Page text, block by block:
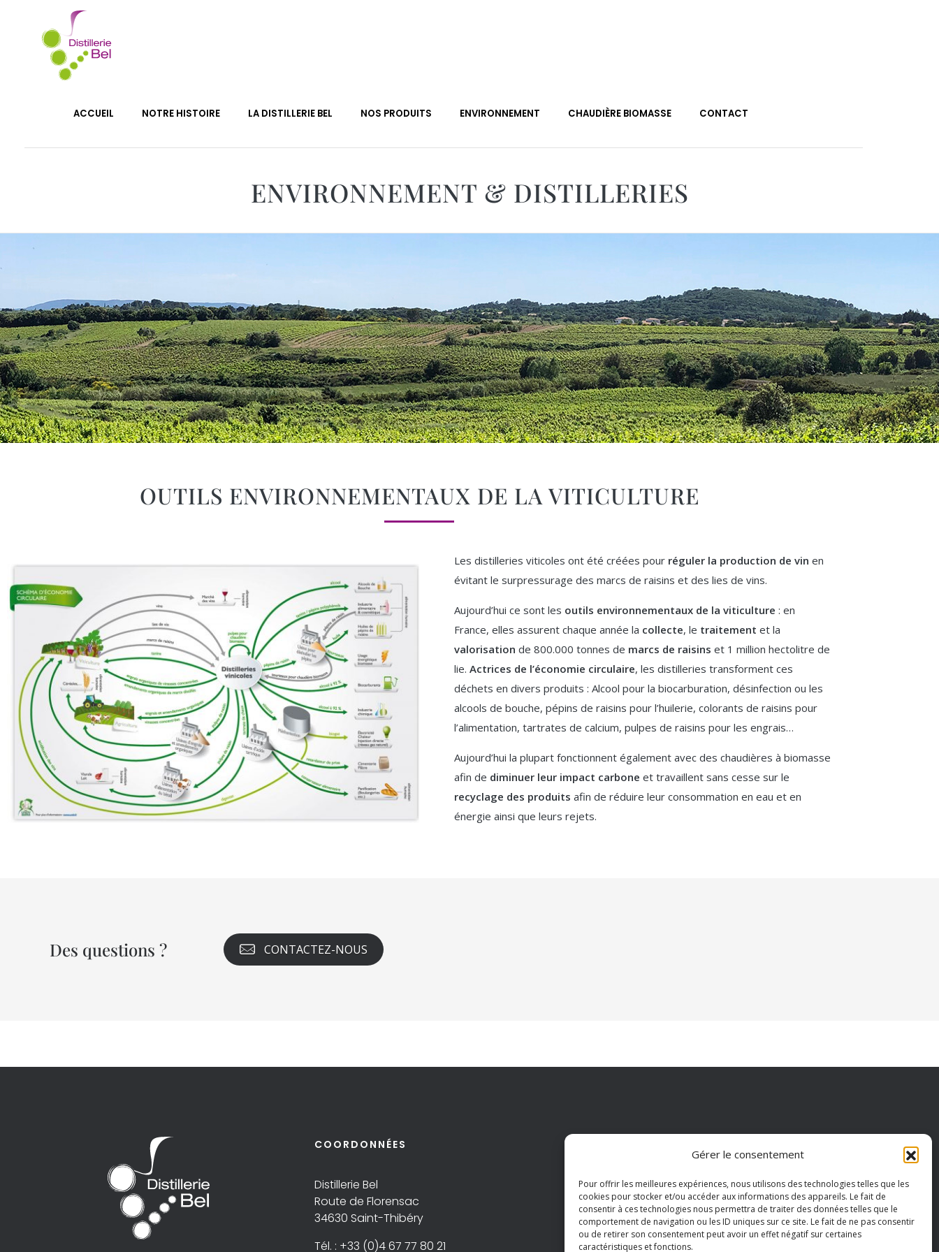
Gérer le consentement
Pour offrir les meilleures expériences, nous utilisons des technologies telles que les
cookies pour stocker et/ou accéder aux informations des appareils. Le fait de
consentir à ces technologies nous permettra de traiter des données telles que le
comportement de navigation ou les ID uniques sur ce site. Le fait de ne pas consentir
ou de retirer son consentement peut avoir un effet négatif sur certaines
caractéristiques et fonctions.
ACCUEIL NOTRE HISTOIRE LA DISTILLERIE BEL NOS PRODUITS ENVIRONNEMENT CHAUDIÈRE BIOMASSE CONTACT
ENVIRONNEMENT & DISTILLERIES
OUTILS ENVIRONNEMENTAUX DE LA VITICULTURE
Les distilleries viticoles ont été créées pour réguler la production de vin en
évitant le surpressurage des marcs de raisins et des lies de vins.
Aujourd’hui ce sont les outils environnementaux de la viticulture : en
France, elles assurent chaque année la collecte, le traitement et la
valorisation de 800.000 tonnes de marcs de raisins et 1 million hectolitre de
lie. Actrices de l’économie circulaire, les distilleries transforment ces
déchets en divers produits : Alcool pour la biocarburation, désinfection ou les
alcools de bouche, pépins de raisins pour l’huilerie, colorants de raisins pour
l’alimentation, tartrates de calcium, pulpes de raisins pour les engrais…
Aujourd’hui la plupart fonctionnent également avec des chaudières à biomasse
afin de diminuer leur impact carbone et travaillent sans cesse sur le
recyclage des produits afin de réduire leur consommation en eau et en
énergie ainsi que leurs rejets.
Des questions ? CONTACTEZ-NOUS
COORDONNÉES
Distillerie Bel
Route de Florensac
34630 Saint-Thibéry
Tél. : +33 (0)4 67 77 80 21
Contact
Politique de confidentialité
Mentions légales